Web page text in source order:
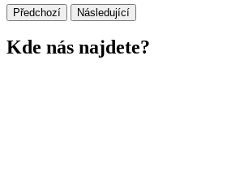
Předchozí Následující
Kde nás najdete?